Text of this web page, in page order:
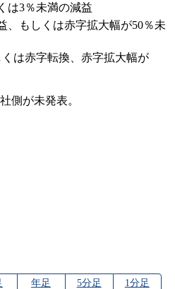
は3％未満の減益
、もしくは赤字拡大幅が50％未
は赤字転換、赤字拡大幅が
側が未発表。
年足 5分足 1分足